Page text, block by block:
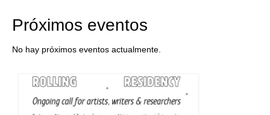
Próximos eventos
No hay próximos eventos actualmente.